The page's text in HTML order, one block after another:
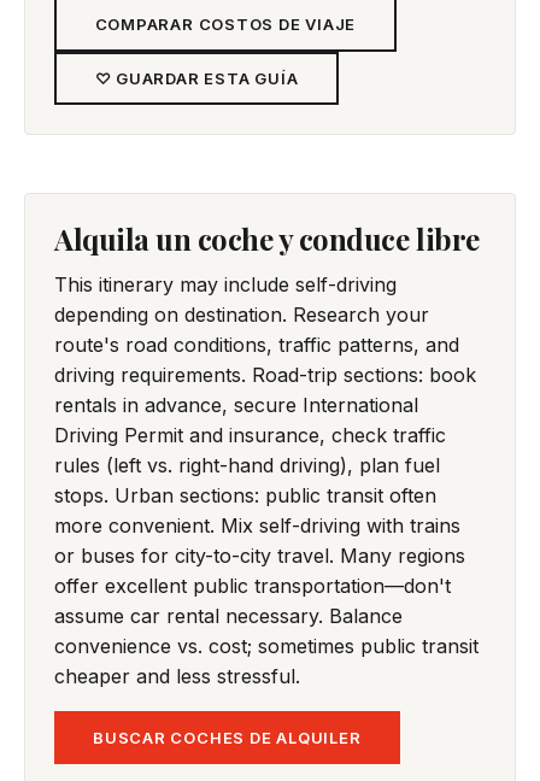
COMPARAR COSTOS DE VIAJE
♡ GUARDAR ESTA GUÍA
Alquila un coche y conduce libre
This itinerary may include self-driving
depending on destination. Research your
route's road conditions, traffic patterns, and
driving requirements. Road-trip sections: book
rentals in advance, secure International
Driving Permit and insurance, check traffic
rules (left vs. right-hand driving), plan fuel
stops. Urban sections: public transit often
more convenient. Mix self-driving with trains
or buses for city-to-city travel. Many regions
offer excellent public transportation—don't
assume car rental necessary. Balance
convenience vs. cost; sometimes public transit
cheaper and less stressful.
BUSCAR COCHES DE ALQUILER